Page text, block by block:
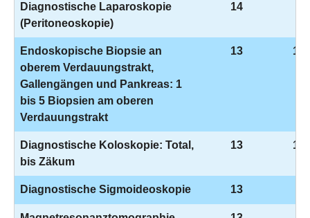
Diagnostische Laparoskopie
(Peritoneoskopie)
14
Endoskopische Biopsie an
oberem Verdauungstrakt,
Gallengängen und Pankreas: 1
bis 5 Biopsien am oberen
Verdauungstrakt
13 1-
Diagnostische Koloskopie: Total,
bis Zäkum
13 1-
Diagnostische Sigmoideoskopie 13